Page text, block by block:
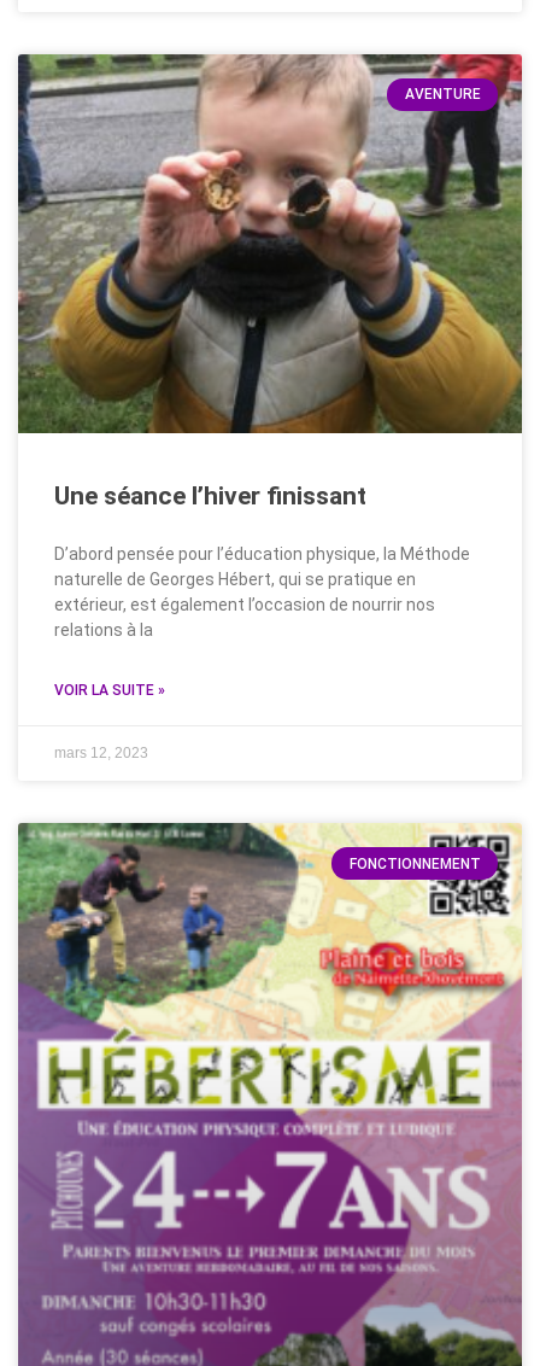
AVENTURE
Une séance l’hiver finissant
D’abord pensée pour l’éducation physique, la Méthode
naturelle de Georges Hébert, qui se pratique en
extérieur, est également l’occasion de nourrir nos
relations à la
VOIR LA SUITE »
mars 12, 2023
FONCTIONNEMENT